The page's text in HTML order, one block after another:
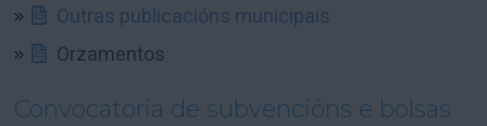
Outras publicacións municipais
Orzamentos
Convocatoria de subvencións e bolsas